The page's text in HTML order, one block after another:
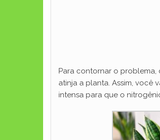
Para contornar o
atinja a planta. Assim, você
intensa para que o